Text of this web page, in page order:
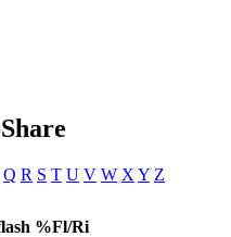
Q R S T U V W X Y Z
%Fl/Ri